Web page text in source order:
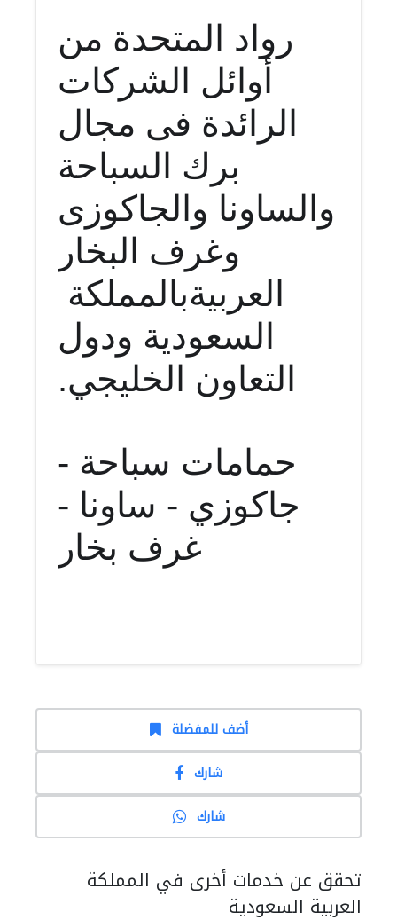
رواد المتحدة من
أوائل الشركات
الرائدة فى مجال
برك السباحة
والساونا والجاكوزى
وغرف البخار
بالمملكةالعربية
السعودية ودول
التعاون الخليجي.
حمامات سباحة -
جاكوزي - ساونا -
غرف بخار
أضف للمفضلة
شارك
شارك
تحقق عن خدمات أخرى في المملكة
العربية السعودية